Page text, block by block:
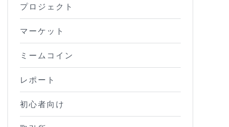
プロジェクト
マーケット
ミームコイン
レポート
初心者向け